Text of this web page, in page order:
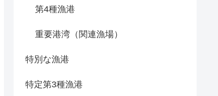
第4種漁港
重要港湾（関連漁場）
特別な漁港
特定第3種漁港